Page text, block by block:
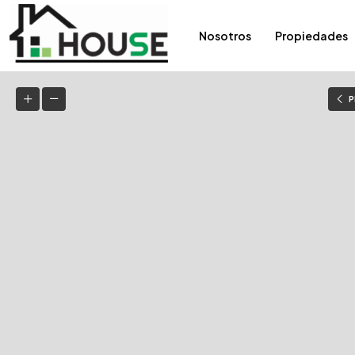
Nosotros Propiedades